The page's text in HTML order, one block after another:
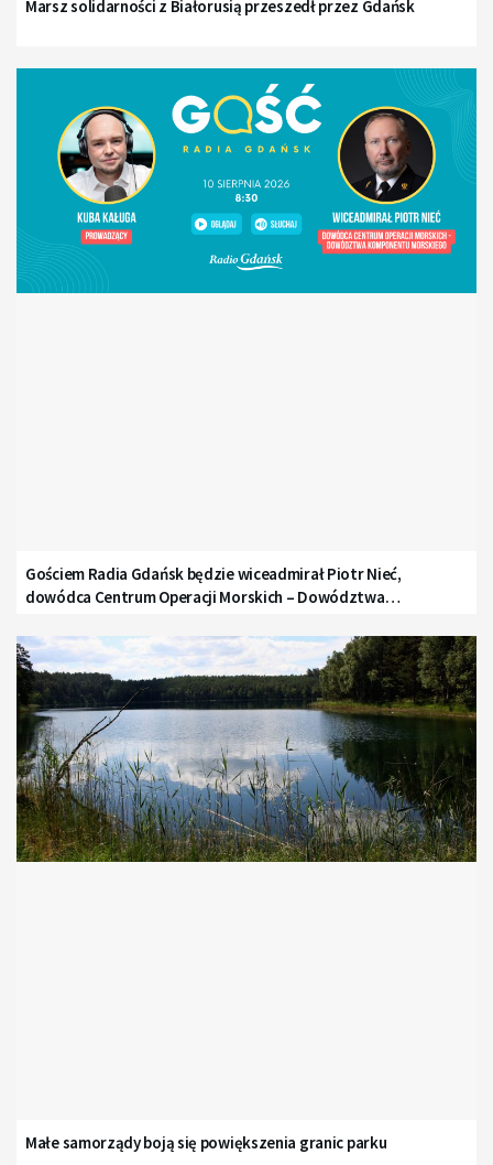
Marsz solidarności z Białorusią przeszedł przez Gdańsk
Gościem Radia Gdańsk będzie wiceadmirał Piotr Nieć,
dowódca Centrum Operacji Morskich – Dowództwa
Małe samorządy boją się powiększenia granic parku